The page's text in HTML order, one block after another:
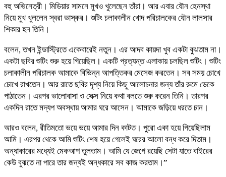
বহু অভিনেত্রী। মিডিয়ার সামনে মুখও খুলেছেন তাঁরা। আর এবার যৌন হেনস্থা
নিয়ে মুখ খুললেন স্বরা ভাস্কর। শুটিং চলাকালীন খোদ পরিচালকের যৌন লালসার
শিকার হন তিনি।
বলেন, তখন ইন্ডাস্ট্রিতে একেবারেই নতুন। এর আদব কায়দা খুব একটা বুঝতাম না।
একটা ছবির শুটিং শুরু হয়ে গিয়েছিল। একটি প্রত্যন্ত এলাকায় চলছিল শুটিং। শুটিং
চলাকালীন পরিচালক আমাকে বিভিন্ন আপত্তিকর মেসেজ করতেন। সব সময় চোখে
চোখে রাখতেন। আর রাতে ছবির দৃশ্য নিয়ে কিছু আলোচনার জন্য তাঁর রুমে ডেকে
পাঠাতেন। এরপর ভালোবাসা ও সেক্স নিয়ে কথা বলতে শুরু করেন তিনি। তারপর
একদিন রাতে মদ্যপ অবস্থায় আমার ঘরে আসেন। আমাকে জড়িয়ে ধরতে চান।
আরও বলেন, রীতিমতো ভয়ে ভয়ে আমার দিন কাটত। পুরো একা হয়ে গিয়েছিলাম
আমি। এরপর থেকে আমি শুটিং শেষ হয়ে গেলেই ঘরের আলো বন্ধ করে দিতাম।
অন্ধাকারের মধ্যেই মেকআপ তুলতাম। আমি যে জেগে রয়েছি সেটা যাতে বাইরের
কেউ বুঝতে না পারে তার জন্যই অন্ধকারে সব কাজ করতাম।”